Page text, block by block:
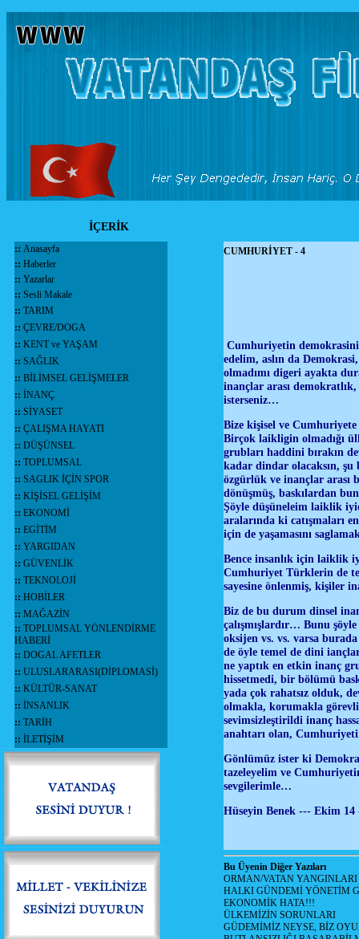
İÇERİK
:: Anasayfa
:: Haberler
:: Yazarlar
:: Sesli Makale
:: TARIM
:: ÇEVRE/DOGA
:: KENT ve YAŞAM
:: SAĞLIK
:: BİLİMSEL GELİŞMELER
:: İNANÇ
:: SİYASET
:: ÇALIŞMA HAYATI
:: DÜŞÜNSEL
:: TOPLUMSAL
:: SAGLIK İÇİN SPOR
:: KİŞİSEL GELİŞİM
:: EKONOMİ
:: EGİTİM
:: YARGIDAN
:: GÜVENLİK
:: TEKNOLOJİ
:: HOBİLER
:: MAĞAZİN
:: TOPLUMSAL YÖNLENDİRME
HABERİ
:: DOGAL AFETLER
:: ULUSLARARASI(DİPLOMASİ)
:: KÜLTÜR-SANAT
:: İNSANLIK
:: TARİH
:: İLETİŞİM
CUMHURİYET - 4
Cumhuriyetin
edelim, aslın da
olmadımı digeri ayakta
inançlar arası
isterseniz…
Bize kişisel ve
Birçok laikligin olmadığı
grubları haddini bırakın
kadar dindar olacaksın,
özgürlük ve inançlar arası
dönüşmüş, baskılardan
Şöyle düşüneleim laiklik
aralarında ki catışmaları
için de yaşamasını
Bence insanlık için laiklik
Cumhuriyet Türklerin de
sayesine önlenmiş, kişiler
Biz de bu durum dinsel
çalışmışlardır… Bunu
oksijen vs. vs. varsa
de öyle temel de dini
ne yaptık en etkin inanç
hissetmedi, bir bölümü
yada çok rahatsız olduk,
olmakla, korumakla
sevimsizleştirildi inanç
anahtarı olan,
Gönlümüz ister ki
tazeleyelim ve
sevgilerimle…
Hüseyin Benek --- Ekim
Bu Üyenin Diğer Yazıları
ORMAN/VATAN
HALKI GÜNDEMİ YÖNETİM
EKONOMİK HATA!!!
ÜLKEMİZİN SORUNLARI
GÜDEMİMİZ NEYSE, BİZ